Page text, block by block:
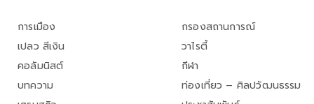
การเมือง
เปลว สีเงิน
คอลัมนิสต์
บทความ
กรองสถานการณ์
วาไรตี้
กีฬา
ท่องเที่ยว – ศิลปวัฒนธรรม